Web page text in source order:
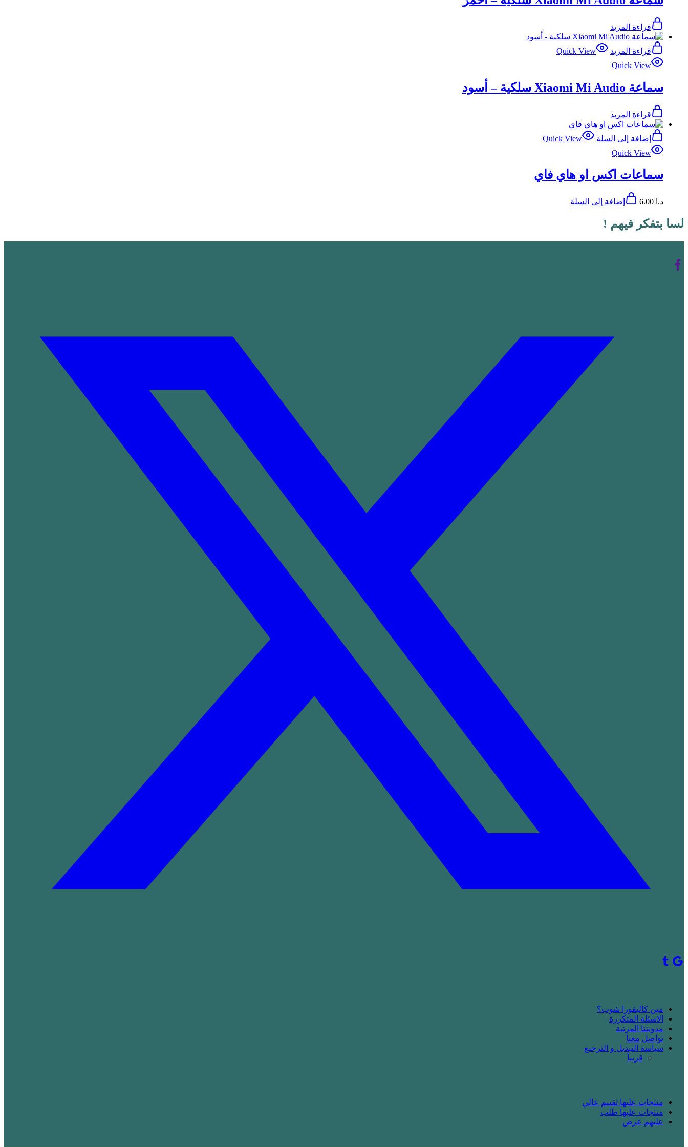
قراءة المزيد
قراءة المزيد
Quick View
Quick View
سماعة Xiaomi Mi Audio سلكية – أسود
قراءة المزيد
إضافة إلى السلة
Quick View
Quick View
سماعات اكس او هاي فاي
د.ا إضافة إلى السلة
لسا بتفكر فيهم !
مين كاليفورا شوب؟
الاسئلة المتكررة
مدونتنا المرتبة
تواصل معنا
سياسة التبديل و الترجيع
قريباََ
منتجات عليها تقييم عالي
منتجات عليها طلب
عليهم عرض